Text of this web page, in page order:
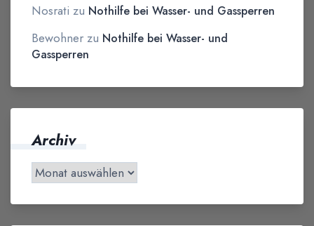
Nosrati zu Nothilfe bei Wasser- und Gassperren
Bewohnerzu Nothilfe bei Wasser- und
Gassperren
Archiv